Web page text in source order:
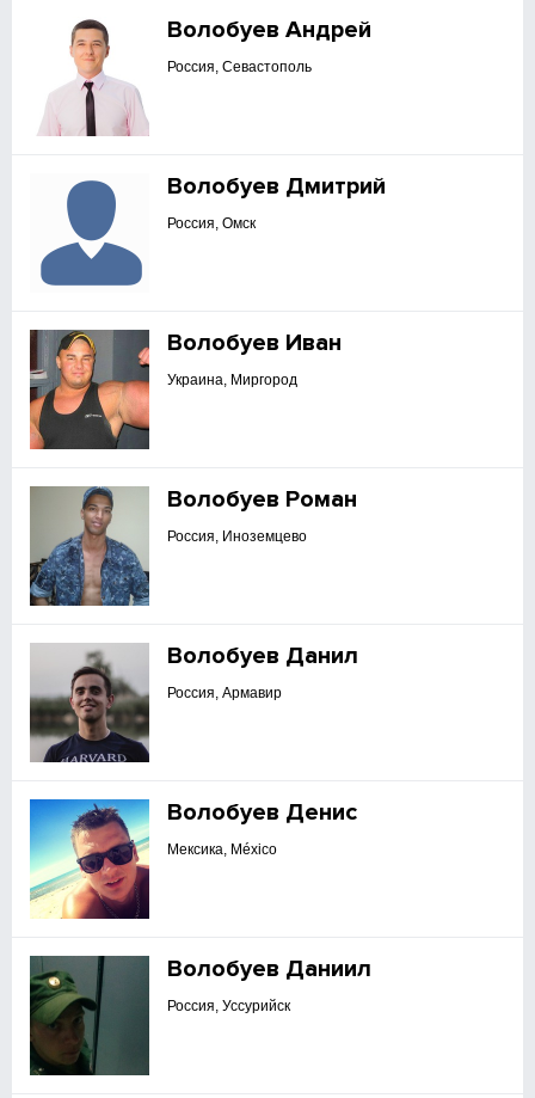
Волобуев Андрей
Россия, Севастополь
Волобуев Дмитрий
Россия, Омск
Волобуев Иван
Украина, Миргород
Волобуев Роман
Россия, Иноземцево
Волобуев Данил
Россия, Армавир
Волобуев Денис
Мексика, México
Волобуев Даниил
Россия, Уссурийск